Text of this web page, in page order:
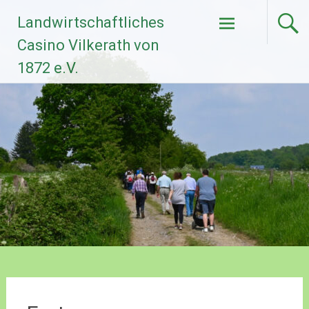
Inhalt
springen
Landwirtschaftliches
Casino Vilkerath von
1872 e.V.